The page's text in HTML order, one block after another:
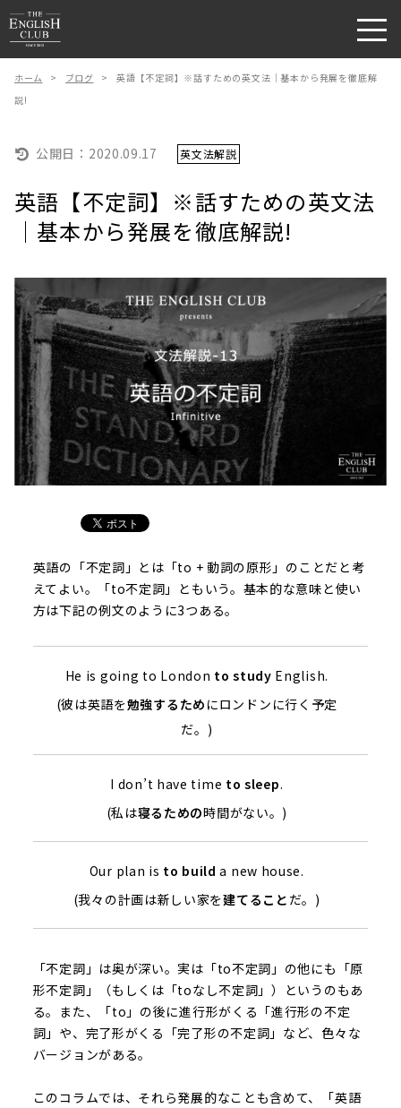
ホーム > ブログ >
英語【不定詞】※話すための英文法｜基本から発展を徹底解
説!
公開日： 2020.09.17 英文法解説
英語【不定詞】※話すための英文法
｜基本から発展を徹底解説!
英語の「不定詞」とは「to + 動詞の原形」のことだと考
えてよい。「to不定詞」ともいう。基本的な意味と使い
方は下記の例文のように3つある。
He is going to London to study English.
(彼は英語を勉強するため にロンドンに行く予定
だ。)
I don’t have time to sleep.
(私は寝るための時間がない。)
Our plan is to build a new house.
(我々の計画は新しい家を建てること だ。)
「不定詞」は奥が深い。実は「to不定詞」の他にも「原
形不定詞」（もしくは「toなし不定詞」）というのもあ
る。また、「to」の後に進行形がくる「進行形の不定
詞」や、完了形がくる「完了形の不定詞」など、色々な
バージョンがある。
このコラムでは、それら発展的なことも含めて、「英語